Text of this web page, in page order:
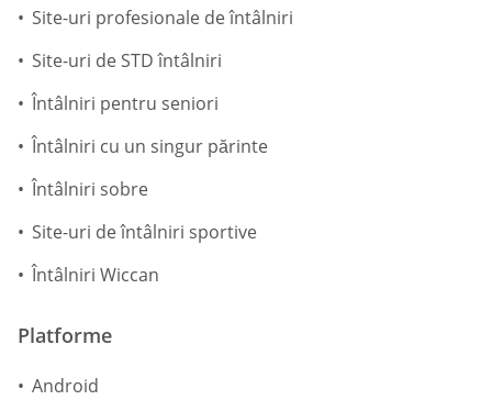
Site-uri profesionale de întâlniri
Site-uri de STD întâlniri
Întâlniri pentru seniori
Întâlniri cu un singur părinte
Întâlniri sobre
Site-uri de întâlniri sportive
Întâlniri Wiccan
Platforme
Android